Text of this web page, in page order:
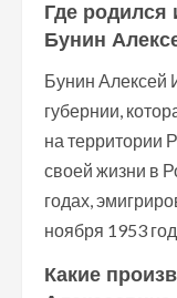
Где родился
Бунин
Бунин Алексей
губернии,
на территории
своей жизни в
годах,
ноября 1953
Какие